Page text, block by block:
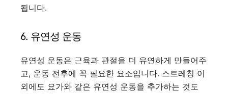
됩니다.
6. 유연성 운동
유연성 운동은 근육과 관절을 더 유연하게 만들어주
고, 운동 전후에 꼭 필요한 요소입니다. 스트레칭 이
외에도 요가와 같은 유연성 운동을 추가하는 것도